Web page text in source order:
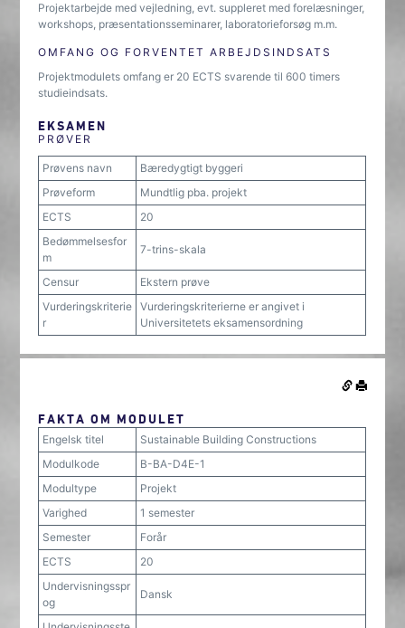
Projektarbejde med vejledning, evt. suppleret med forelæsninger,
workshops, præsentationsseminarer, laboratorieforsøg m.m.
OMFANG OG FORVENTET ARBEJDSINDSATS
Projektmodulets omfang er 20 ECTS svarende til 600 timers
studieindsats.
EKSAMEN
PRØVER
Prøvens navn
Bæredygtigt byggeri
Prøveform
Mundtlig pba. projekt
ECTS
20
Bedømmelsesfor
m
7-trins-skala
Censur
Ekstern prøve
Vurderingskriterie
r
Vurderingskriterierne er angivet i
Universitetets eksamensordning
FAKTA OM MODULET
Engelsk titel
Sustainable Building Constructions
Modulkode
B-BA-D4E-1
Modultype
Projekt
Varighed
1 semester
Semester
Forår
ECTS
20
Undervisningsspr
og
Dansk